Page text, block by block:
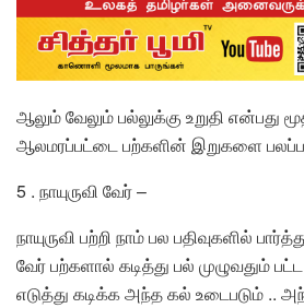
ஆலும் வேலும் பல்லுக்கு உறுதி என்பது
ஆலமரப்பட்டை பற்களின் இறுகளை
5 . நாயுருவி வேர் –
நாயுருவி பற்றி நாம் பல பதிவுகளில்
வேர் பற்களால் கடித்து பல் முழுவதும்
எடுத்து கடிக்க அந்த கல் உடைபடும் ..